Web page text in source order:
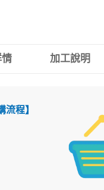
加工說明
流程】